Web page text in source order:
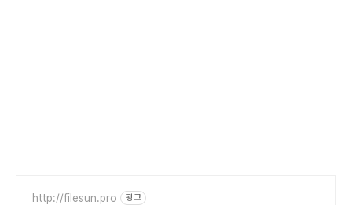
http://filesun.pro 광고